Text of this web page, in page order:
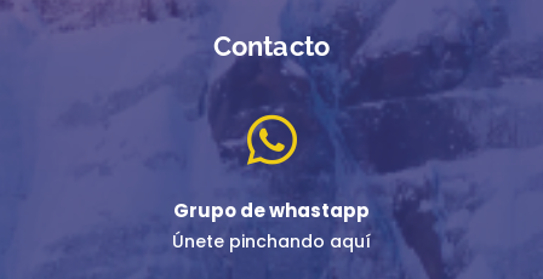
Contacto

Grupo de whastapp
Únete pinchando aquí